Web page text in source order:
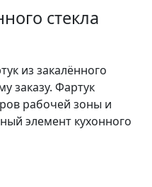
стекла
из закалённого
заказу. Фартук
рабочей зоны и
элемент кухонного